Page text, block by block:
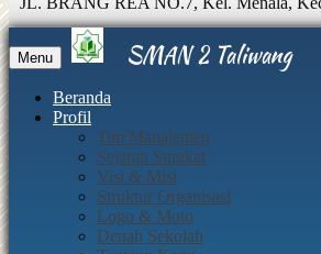
Sumbawa Barat, Nusa Tenggara Barat
sman2taliwang@gmail.com
Menu SMAN 2 Taliwang
Beranda
Profil
Tim Manajemen
Sejarah Singkat
Visi & Misi
Struktur Organisasi
Logo & Moto
Denah Sekolah